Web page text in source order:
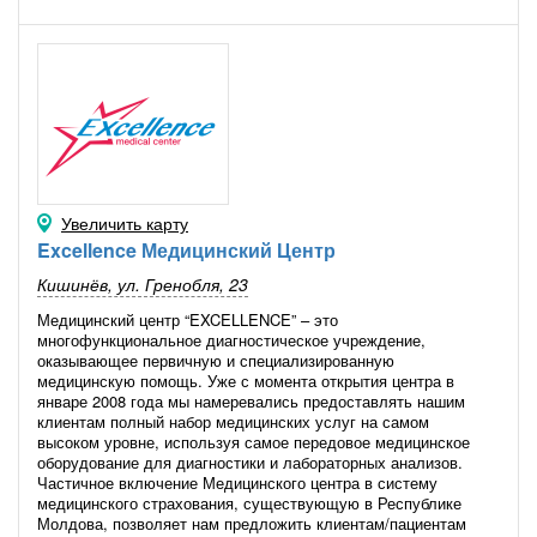
Наши преимущества над конкурентами в том, что мы
выбрали район, удаленный от центра города и других
специалистов.
В наше непростое время каждый второй нуждается в
медицинской помощи в выходные дни или в праздники,
именно тогда, когда другие медицинские учреждения не
работают или расположены далеко от места жительства.
Нет необходимости в предварительной записи, пациент
может получить помощь сразу в момент обращения. Мы
предлагаем для вашего обслуживания современное
оборудование и методы диагностики, чтобы точно оценить
состояние здоровья пациента.
Мы работаем с квалифицированным старшим, средним и
младшим медперсоналом, устанавливаем для них
различные меры поощрения и формы вознаграждения. Мы
также используем новейшую медицинскую технику и
лабораторное оборудование. Наши пациенты будут
довольны не только качественным обслуживанием, но и
комфортными условиями нашей поликлиники, т. к. мы
уделяем особое внимание дизайну и обстановке в
помещениях поликлиники.
Увеличить карту
Excellence Медицинский Центр
Кишинёв, ул. Гренобля, 23
Медицинский центр “EXCELLENCE” – это
многофункциональное диагностическое учреждение,
оказывающее первичную и специализированную
медицинскую помощь. Уже с момента открытия центра в
январе 2008 года мы намеревались предоставлять нашим
клиентам полный набор медицинских услуг на самом
высоком уровне, используя самое передовое медицинское
оборудование для диагностики и лабораторных анализов.
Частичное включение Медицинского центра в систему
медицинского страхования, существующую в Республике
Молдова, позволяет нам предложить клиентам/пациентам